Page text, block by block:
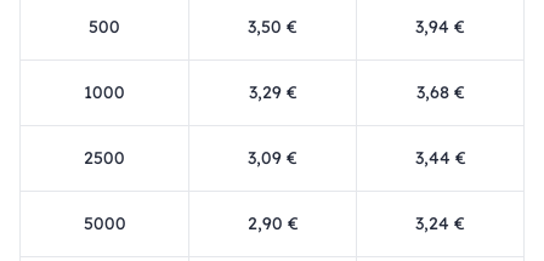
500 3,50 € 3,94 €
1000 3,29 € 3,68 €
2500 3,09 € 3,44 €
5000 2,90 € 3,24 €